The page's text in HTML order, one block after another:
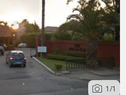
1/1